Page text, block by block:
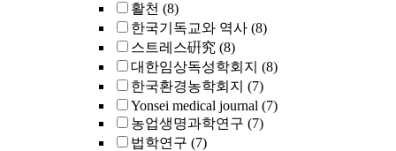
활천 (8)
한국기독교와 역사 (8)
스트레스硏究 (8)
대한임상독성학회지 (8)
한국환경농학회지 (7)
Yonsei medical journal (7)
농업생명과학연구 (7)
법학연구 (7)